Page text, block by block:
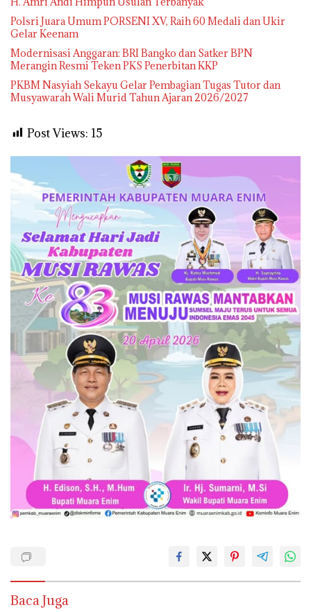
Polsri Juara Umum PORSENI XV, Raih 60 Medali dan Ukir
Gelar Keenam
Modernisasi Anggaran: BRI Bangko dan Satker BPN
Merangin Resmi Teken PKS Penerbitan KKP
PKBM Nasyiah Sekayu Gelar Pembagian Tugas Tutor dan
Musyawarah Wali Murid Tahun Ajaran 2026/2027
Post Views: 15
Baca Juga